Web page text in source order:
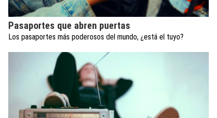
Pasaportes que abren puertas
Los pasaportes más poderosos del mundo, ¿está el tuyo?